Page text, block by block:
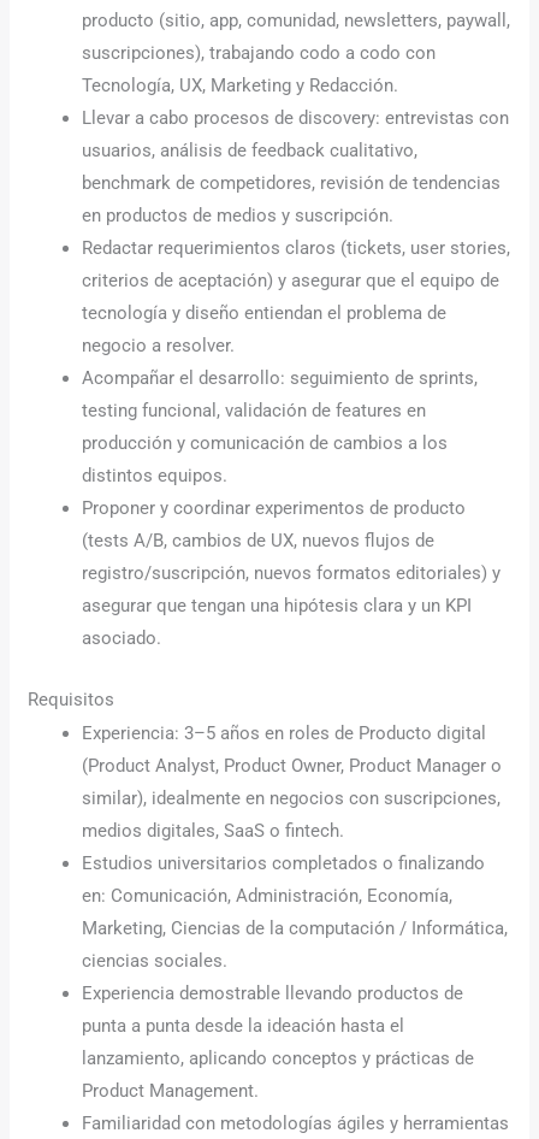
producto (sitio, app, comunidad, newsletters, paywall,
suscripciones), trabajando codo a codo con
Tecnología, UX, Marketing y Redacción.
Llevar a cabo procesos de discovery: entrevistas con
usuarios, análisis de feedback cualitativo,
benchmark de competidores, revisión de tendencias
en productos de medios y suscripción.
Redactar requerimientos claros (tickets, user stories,
criterios de aceptación) y asegurar que el equipo de
tecnología y diseño entiendan el problema de
negocio a resolver.
Acompañar el desarrollo: seguimiento de sprints,
testing funcional, validación de features en
producción y comunicación de cambios a los
distintos equipos.
Proponer y coordinar experimentos de producto
(tests A/B, cambios de UX, nuevos flujos de
registro/suscripción, nuevos formatos editoriales) y
asegurar que tengan una hipótesis clara y un KPI
asociado.
Requisitos
Experiencia: 3–5 años en roles de Producto digital
(Product Analyst, Product Owner, Product Manager o
similar), idealmente en negocios con suscripciones,
medios digitales, SaaS o fintech.
Estudios universitarios completados o finalizando
en: Comunicación, Administración, Economía,
Marketing, Ciencias de la computación / Informática,
ciencias sociales.
Experiencia demostrable llevando productos de
punta a punta desde la ideación hasta el
lanzamiento, aplicando conceptos y prácticas de
Product Management.
Familiaridad con metodologías ágiles y herramientas